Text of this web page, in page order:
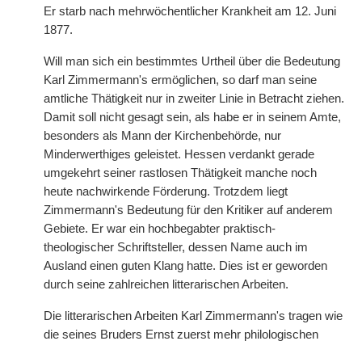
Er starb nach mehrwöchentlicher Krankheit am 12. Juni
1877.
Will man sich ein bestimmtes Urtheil über die Bedeutung
Karl Zimmermann's ermöglichen, so darf man seine
amtliche Thätigkeit nur in zweiter Linie in Betracht ziehen.
Damit soll nicht gesagt sein, als habe er in seinem Amte,
besonders als Mann der Kirchenbehörde, nur
Minderwerthiges geleistet. Hessen verdankt gerade
umgekehrt seiner rastlosen Thätigkeit manche noch
heute nachwirkende Förderung. Trotzdem liegt
Zimmermann's Bedeutung für den Kritiker auf anderem
Gebiete. Er war ein hochbegabter praktisch-
theologischer Schriftsteller, dessen Name auch im
Ausland einen guten Klang hatte. Dies ist er geworden
durch seine zahlreichen litterarischen Arbeiten.
Die litterarischen Arbeiten Karl Zimmermann's tragen wie
die seines Bruders Ernst zuerst mehr philologischen